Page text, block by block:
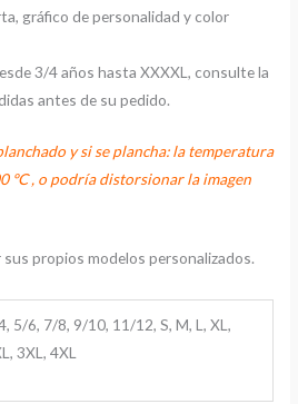
gráfico de personalidad y color
3/4 años hasta XXXXL, consulte la
antes de su pedido.
y si se plancha: la temperatura
ºC , o podría distorsionar la imagen
propios modelos personalizados.
5/6, 7/8, 9/10, 11/12, S, M, L, XL,
3XL, 4XL